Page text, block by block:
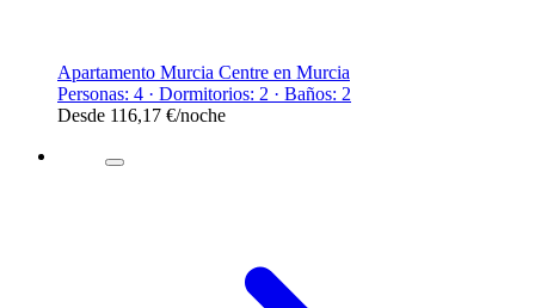
Apartamento Murcia Centre en Murcia
Personas: 4 · Dormitorios: 2 · Baños: 2
Desde 116,17 €/noche